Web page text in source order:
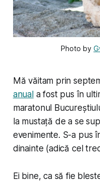
Photo by
Mă văitam prin
anuala fost pus în
maratonul
la mustață de a se
evenimente. S-a pus
dinainte (adică cel
Ei bine, ca să fie